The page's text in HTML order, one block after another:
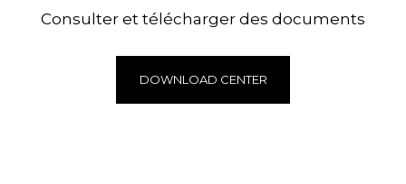
Consulter et télécharger des documents
DOWNLOAD CENTER